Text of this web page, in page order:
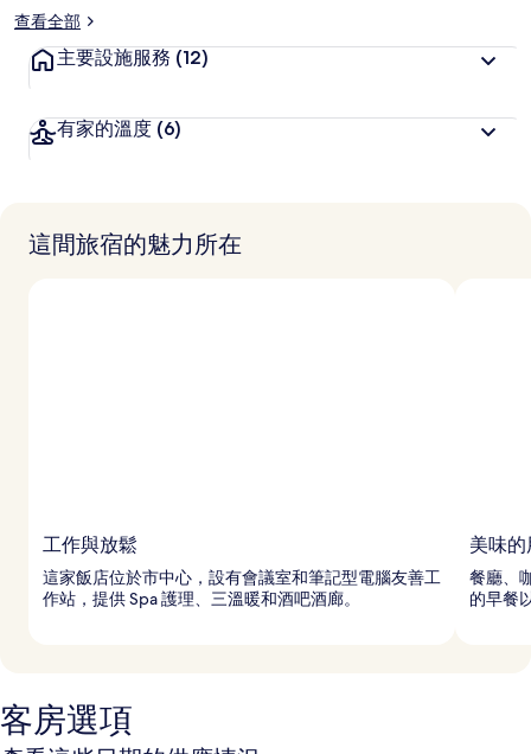
查看全部
主要設施服務 (12)
有家的溫度 (6)
這間旅宿的魅力所在
工作與放鬆
這家飯店位於市中心，設有會議室和筆記型電腦友善工
作站，提供 Spa 護理、三溫暖和酒吧酒廊。
美味
餐廳、
的早餐
客房選項